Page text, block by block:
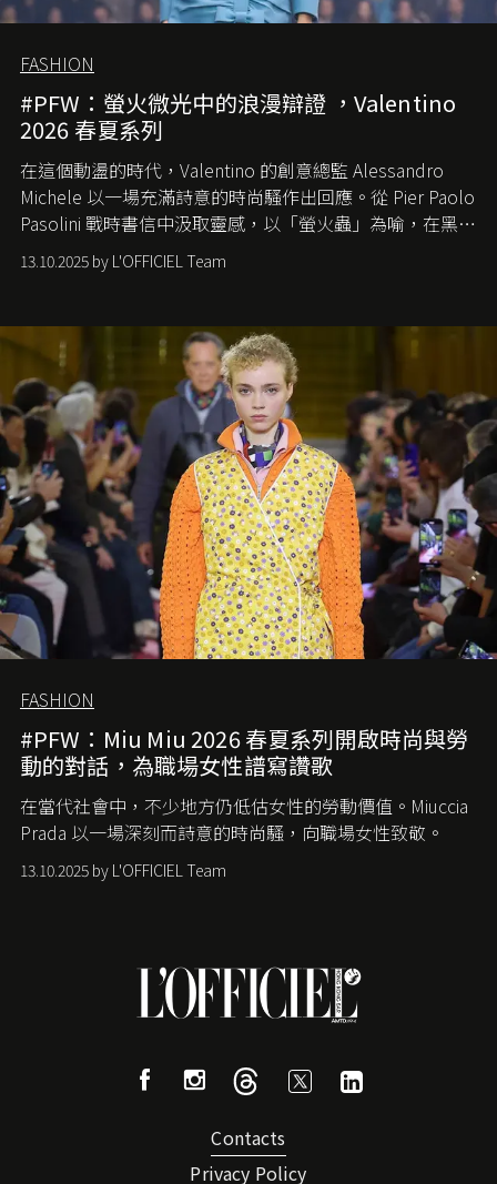
FASHION
#PFW：螢火微光中的浪漫辯證 ，Valentino
2026 春夏系列
在這個動盪的時代， Valentino 的創意總監 Alessandro
Michele 以一場充滿詩意的時尚騷作出回應。從 Pier Paolo
Pasolini 戰時書信中汲取靈感，以「螢火蟲」為喻，在黑暗
中找尋希望的微光。
13.10.2025 by L'OFFICIEL Team
FASHION
#PFW：Miu Miu 2026 春夏系列開啟時尚與勞
動的對話，為職場女性譜寫讚歌
在當代社會中，不少地方仍低估女性的勞動價值。 Miuccia
Prada 以一場深刻而詩意的時尚騷，向職場女性致敬。
13.10.2025 by L'OFFICIEL Team
Contacts
Privacy Policy